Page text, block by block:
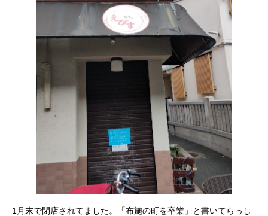
1月末で閉店されてました。「布施の町を卒業」と書いてらっし